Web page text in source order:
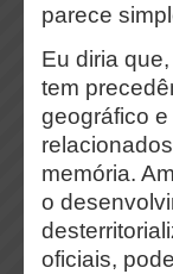
parece
Eu diria
tem
geográfico
memória.
o
oficiais,